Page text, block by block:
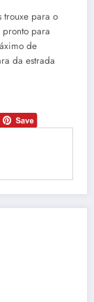
trouxe para o
para
de
da estrada